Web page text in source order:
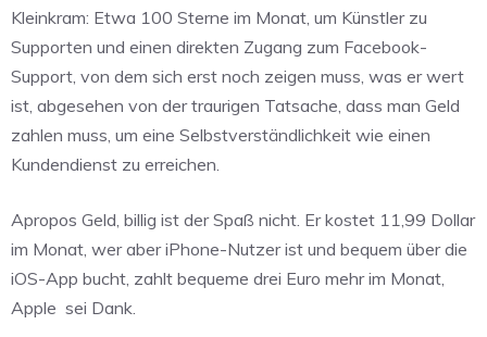
Kleinkram: Etwa 100 Sterne im Monat, um Künstler zu
Supporten und einen direkten Zugang zum Facebook-
Support, von dem sich erst noch zeigen muss, was er wert
ist, abgesehen von der traurigen Tatsache, dass man Geld
zahlen muss, um eine Selbstverständlichkeit wie einen
Kundendienst zu erreichen.
Apropos Geld, billig ist der Spaß nicht. Er kostet 11,99 Dollar
im Monat, wer aber iPhone-Nutzer ist und bequem über die
iOS-App bucht, zahlt bequeme drei Euro mehr im Monat,
Apple sei Dank.